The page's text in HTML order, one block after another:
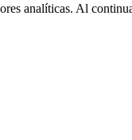
analíticas. Al